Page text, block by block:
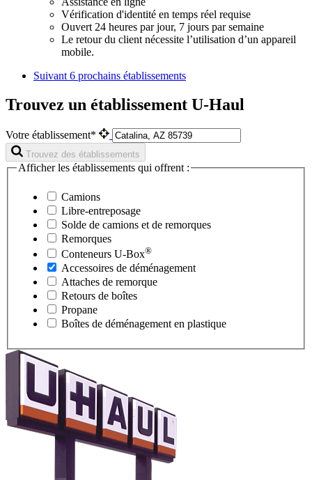
Vérification d'identité en temps réel requise
Ouvert 24 heures par jour, 7 jours par semaine
Le retour du client nécessite l’utilisation d’un appareil
mobile.
Suivant 6 prochains établissements
Trouvez un établissement U-Haul
Votre établissement*
Trouvez des établissements
Afficher les établissements qui offrent :
Camions
Libre-entreposage
Solde de camions et de remorques
Remorques
Conteneurs U-Box®
Accessoires de déménagement
Attaches de remorque
Retours de boîtes
Propane
Boîtes de déménagement en plastique